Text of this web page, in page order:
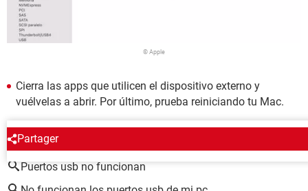
© Apple
Cierra las apps que utilicen el dispositivo externo y
vuélvelas a abrir. Por último, prueba reiniciando tu Mac.
Partager
ALREDEDOR DEL MISMO TEMA
Puertos usb no funcionan